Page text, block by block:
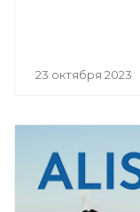
23 октября 2023